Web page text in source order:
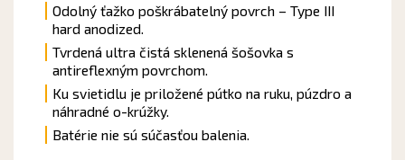
Odolný ťažko poškrábatelný povrch – Type III
hard anodized.
Tvrdená ultra čistá sklenená šošovka s
antireflexným povrchom.
Ku svietidlu je priložené pútko na ruku, púzdro a
náhradné o-krúžky.
Batérie nie sú súčasťou balenia.